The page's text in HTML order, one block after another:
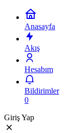
Anasayfa
Akış
Hesabım
Bildirimler
0
Giriş Yap